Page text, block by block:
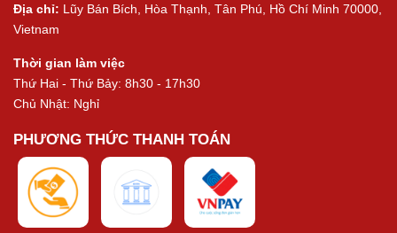
Địa chỉ: Lũy Bán Bích, Hòa Thạnh, Tân Phú, Hồ Chí Minh 70000,
Vietnam
Thời gian làm việc
Thứ Hai - Thứ Bảy: 8h30 - 17h30
Chủ Nhật: Nghỉ
PHƯƠNG THỨC THANH TOÁN